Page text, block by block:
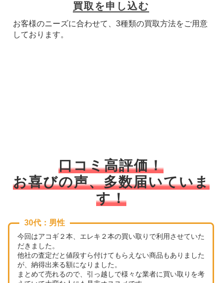
買取を申し込む
お客様のニーズに合わせて、3種類の買取方法をご用意
しております。